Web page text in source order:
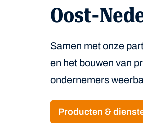
Oost-
Samen met onze
en het bouwen van
ondernemers
Producten &